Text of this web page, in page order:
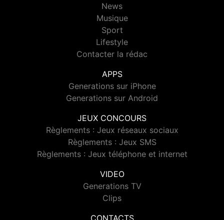
News
Musique
Sport
Lifestyle
Contacter la rédac
APPS
Generations sur iPhone
Generations sur Android
JEUX CONCOURS
Règlements : Jeux réseaux sociaux
Règlements : Jeux SMS
Règlements : Jeux téléphone et internet
VIDEO
Generations TV
Clips